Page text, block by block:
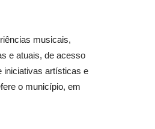
musicais,
e atuais, de acesso
iniciativas artísticas e
o município, em